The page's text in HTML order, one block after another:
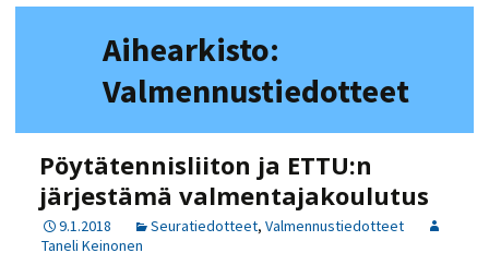
Aihearkisto:
Valmennustiedotteet
Pöytätennisliiton ja ETTU:n
järjestämä valmentajakoulutus
9.1.2018 Seuratiedotteet, Valmennustiedotteet
Taneli Keinonen